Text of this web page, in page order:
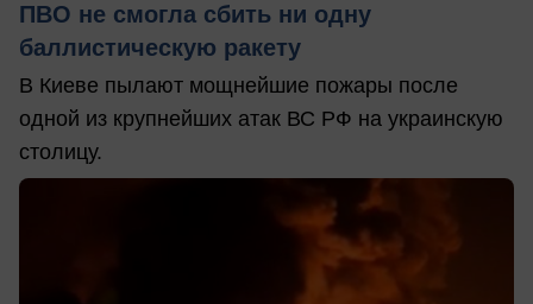
ПВО не смогла сбить ни одну
баллистическую ракету
В Киеве пылают мощнейшие пожары после
одной из крупнейших атак ВС РФ на украинскую
столицу.